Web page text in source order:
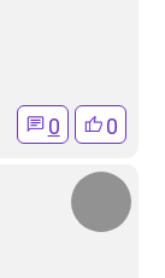
0 0